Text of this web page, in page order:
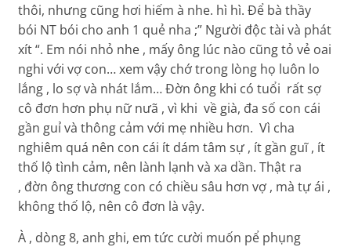
thôi, nhưng cũng hơi hiếm à nhe. hì hì. Để bà thầy
bói NT bói cho anh 1 quẻ nha ;” Người độc tài và phát
xít “. Em nói nhỏ nhe , mấy ông lúc nào cũng tỏ vẻ oai
nghi với vợ con… xem vậy chớ trong lòng họ luôn lo
lắng , lo sợ và nhát lắm… Đờn ông khi có tuổi rất sợ
cô đơn hơn phụ nữ nưã , vì khi về già, đa số con cái
gần guỉ và thông cảm với mẹ nhiều hơn. Vì cha
nghiêm quá nên con cái ít dám tâm sự , ít gần guĩ , ít
thố lộ tình cảm, nên lành lạnh và xa dần. Thật ra
, đờn ông thương con có chiều sâu hơn vợ , mà tự ái ,
không thố lộ, nên cô đơn là vậy.
À , dòng 8, anh ghi, em tức cười muốn pể phụng